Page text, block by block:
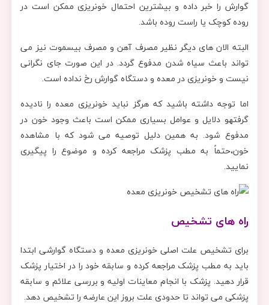
گوارش را خبر داده و بیشترین احتمال خونریزی ممکن است در
روده کوچک یا راست روده باشد.
البته الان های دیگر نظیر مصرف آهن و مصرف بیسموت نیز می
تواند باعث سیاه شدن مدفوع گردد. در این صورت جای نگرانی
نیست و خونریزی در معده و دستگاه گوارش رخ نداده است.
اما توجه داشته باشید که هرگز نباید خونریزی معده را نادیده
گرفتهو دلایل و عوامل بسیاری ممکن است باعث وجود خون در
مدفوع شود. به همین دلیل توصیه می شود که با مشاهده
خون،حتماً به مطب پزشک مراجعه کرده و موضوع را پیگیری
نمایید.
راه های تشخیص
برای تشخیص علت اصلی خونریزی معده و دستگاه گوارشی ابتدا
باید به مطب پزشک مراجعه کرده و سابقه خود را در اختیار پزشک
قرار دهید. پزشک با انجام معاینات اولیه و بررسی علائم و سابقه
پزشکی می تواند تا حدودی علت بروز این عارضه را تشخیص دهد.